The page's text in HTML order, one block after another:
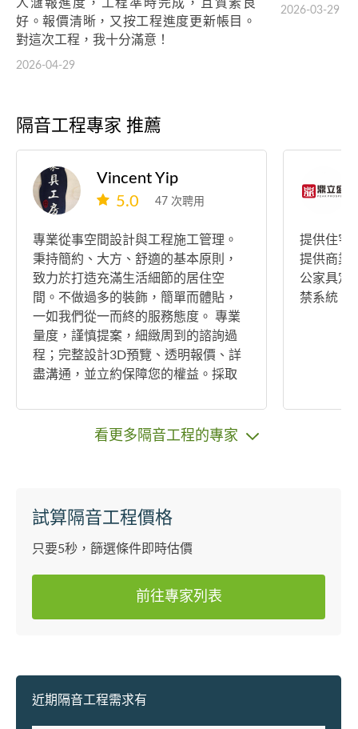
人𣿬報進度，工程準時完成，且質素良
好。報價清晰，又按工程進度更新帳目。
對這次工程，我十分滿意！
2026-04-29
2026-03-29
隔音工程專家 推薦
Vincent Yip
5.0
47 次聘用
專業從事空間設計與工程施工管理。
秉持簡約、大方、舒適的基本原則，
致力於打造充滿生活細節的居住空
間。不做過多的裝飾，簡單而體貼，
一如我們從一而終的服務態度。 專業
量度，謹慎提案，細緻周到的諮詢過
程；完整設計3D預覽、透明報價、詳
盡溝通，並立約保障您的權益。採取
報，從雛形開始一步步參與家居空間
成形的歷程。 從需求出發，以生活為
想像。我們相信，所謂「風格」是衍
自使用者在時間的沈積下緩慢成形。
每個人對家的想像都不全然相同，而
慢引導，從中塑造出屬於您的獨一風
提供住宅
提供商業
公家具定
禁系統、
看更多隔音工程的專家
試算隔音工程價格
只要5秒，篩選條件即時估價
前往專家列表
近期隔音工程需求有